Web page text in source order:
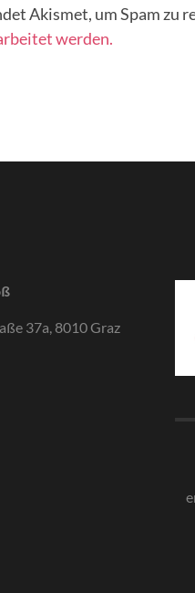
Akismet, um Spam zu
werden.
37a, 8010 Graz